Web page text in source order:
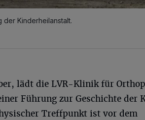
der Kinderheilanstalt.
lädt die LVR-Klinik für
Führung zur Geschichte der
Treffpunkt ist vor dem